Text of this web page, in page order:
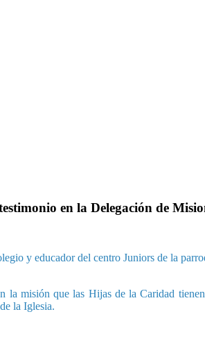
en la Delegación de
y educador del centro Juniors de la
la misión que las Hijas de la Caridad
la Iglesia.